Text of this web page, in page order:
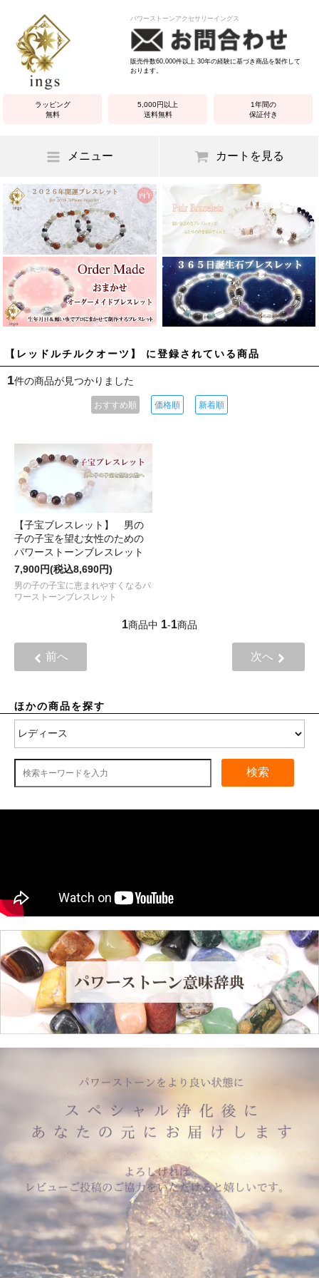
パワーストーンアクセサリーイングス
販売件数60,000件以上 30年の経験に基づき商品を製作して
おります。
ラッピング
無料
5,000円以上
送料無料
1年間の
保証付き
メニュー カートを見る
【レッドルチルクオーツ】 に登録されている商品
1件の商品が見つかりました
おすすめ順 価格順 新着順
【子宝ブレスレット】 男の
子の子宝を望む女性のための
パワーストーンブレスレット
7,900円(税込8,690円)
男の子の子宝に恵まれやすくなるパ
ワーストーンブレスレット
1商品中 1-1商品
前へ 次へ
ほかの商品を探す
検索